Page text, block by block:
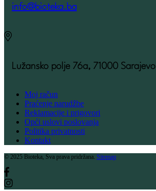
info@bioteka.ba
Lužansko polje 76a, 71000 Sarajevo
Moj račun
Praćenje narudžbe
Reklamacije i prigovori
Opći uslovi poslovanja
Politika privatnosti
Kontakt
© 2025 Bioteka, Sva prava pridržana. Sitemap